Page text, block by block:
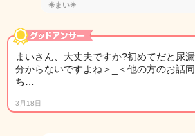
✳︎まい✳︎
まいさん、大丈夫ですか?初めてだと尿
分からないですよね＞_＜他の方のお話
ち…
3月18日